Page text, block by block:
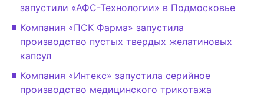
запустили «АФС-Технологии» в Подмосковье
Компания «ПСК Фарма» запустила
производство пустых твердых желатиновых
капсул
Компания «Интекс» запустила серийное
производство медицинского трикотажа